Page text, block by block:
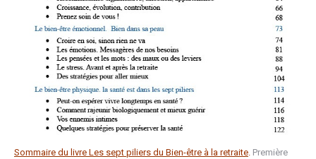
Sommaire du livre Les sept piliers du Bien-être à la retraite. Première